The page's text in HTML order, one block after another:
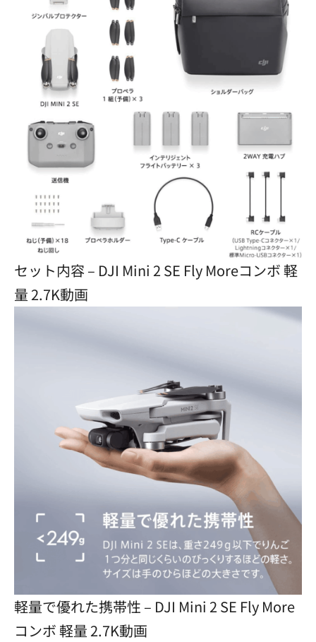
セット内容 – DJI Mini 2 SE Fly Moreコンボ 軽
量 2.7K動画
軽量で優れた携帯性 – DJI Mini 2 SE Fly More
コンボ 軽量 2.7K動画